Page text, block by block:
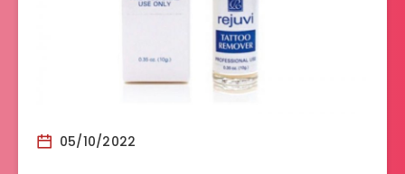
05/10/2022